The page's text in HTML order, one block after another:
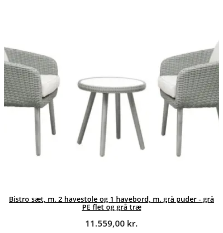
Bistro sæt, m. 2 havestole og 1 havebord, m. grå puder - grå
PE flet og grå træ
11.559,00 kr.